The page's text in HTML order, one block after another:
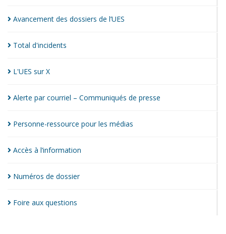
Avancement des dossiers de l’UES
Total d'incidents
L'UES surX
Alerte par courriel – Communiqués de presse
Personne-ressource pour les médias
Accès à l’information
Numéros de dossier
Foire aux questions